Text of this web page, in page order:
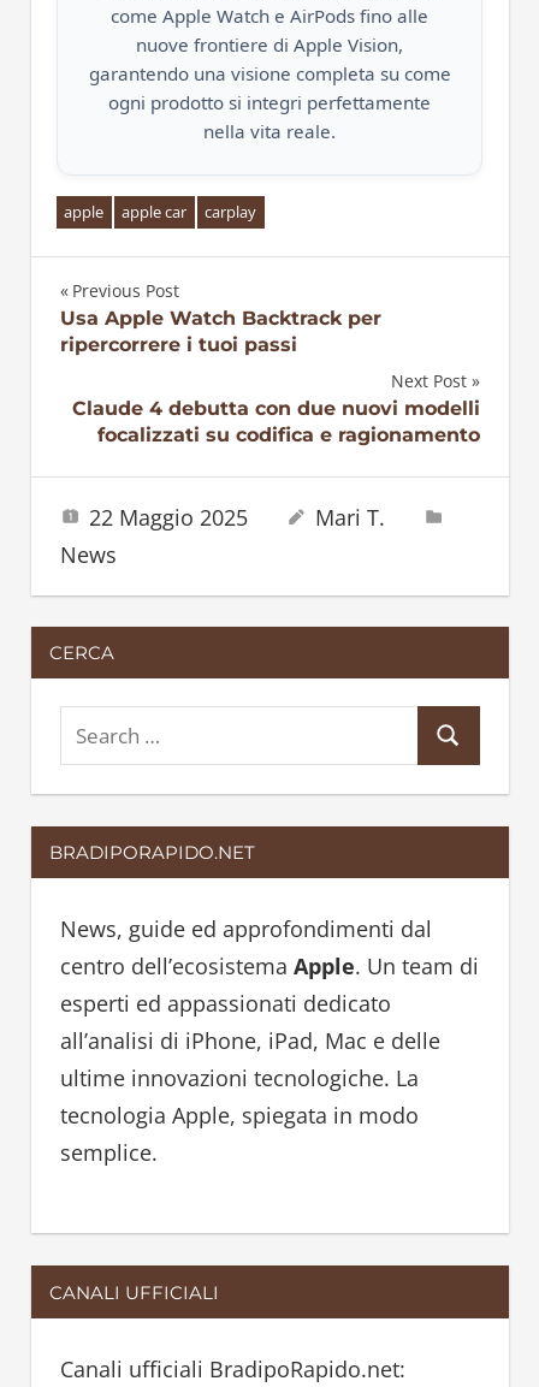
come Apple Watch e AirPods fino alle
nuove frontiere di Apple Vision,
garantendo una visione completa su come
ogni prodotto si integri perfettamente
nella vita reale.
apple apple car carplay
Navigazione
Previous Post
Usa Apple Watch Backtrack per
ripercorrere i tuoi passi
Next Post
Claude 4 debutta con due nuovi modelli
focalizzati su codifica e ragionamento
22 Maggio 2025
Mari T.
News
CERCA
e
a
r
c
e
a
BRADIPORAPIDO.NET
News, guide ed approfondimenti dal
centro dell’ecosistema Apple. Un team di
esperti ed appassionati dedicato
all’analisi di iPhone, iPad, Mac e delle
ultime innovazioni tecnologiche. La
tecnologia Apple, spiegata in modo
semplice.
CANALI UFFICIALI
Canali ufficiali BradipoRapido.net: